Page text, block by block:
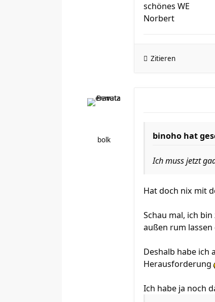
schönes WE
Norbert
Zitieren
bolk binoho hat
Ich muss jetzt
Hat doch nix mit
Schau mal, ich
außen rum
Deshalb habe ich
Herausforderung
Ich habe ja noch